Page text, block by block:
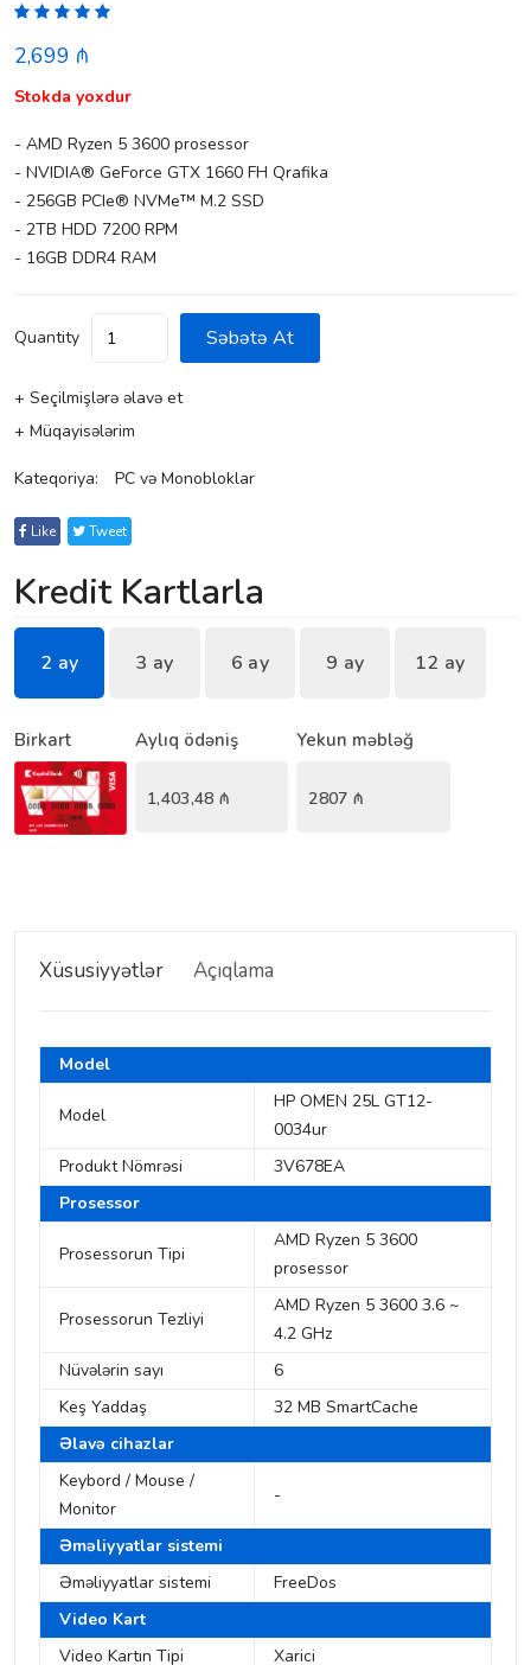
2,699 ₼
Stokda yoxdur
- AMD Ryzen 5 3600 prosessor
- NVIDIA® GeForce GTX 1660 FH Qrafika
- 256GB PCIe® NVMe™ M.2 SSD
- 2TB HDD 7200 RPM
- 16GB DDR4 RAM
Quantity Səbətə At
+ Seçilmişlərə əlavə et
+ Müqayisələrim
Kateqoriya: PC və Monobloklar
Like Tweet
Kredit Kartlarla
2 ay 3 ay 6 ay 9 ay 12 ay
Birkart Aylıq ödəniş
1,403,48 ₼
Yekun məbləğ
2807 ₼
Xüsusiyyətlər Açıqlama
Model
Model
HP OMEN 25L GT12-
0034ur
Produkt Nömrəsi
3V678EA
Prosessor
Prosessorun Tipi
AMD Ryzen 5 3600
prosessor
Prosessorun Tezliyi
AMD Ryzen 5 3600 3.6 ~
4.2 GHz
Nüvələrin sayı
6
Keş Yaddaş
32 MB SmartCache
Əlavə cihazlar
Keybord / Mouse /
Monitor
-
Əməliyyatlar sistemi
Əməliyyatlar sistemi
FreeDos
Video Kart
Video Kartın Tipi
Xarici